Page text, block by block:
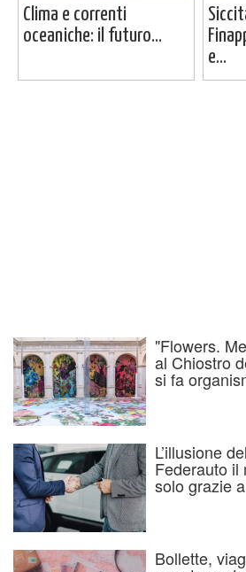
Clima e correnti
oceaniche: il futuro...
e...
"Flowers.
al Chiostro
si fa
L’illusione
Federauto il
solo grazie
Bollette,